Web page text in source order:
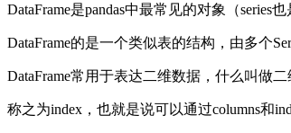
DataFrame是pandas中最常见的对象（series也
DataFrame的是一个类似表的结构，由多个
DataFrame常用于表达二维数据，什么叫做
称之为index，也就是说可以通过columns和